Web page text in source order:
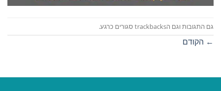
גם התגובות וגם הtrackbacks סגורים כרגע.
← הקודם